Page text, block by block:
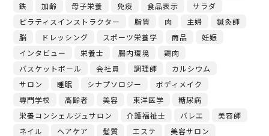
鉄
加齢 母子栄養 免疫 食品表示
サラダ
ピラティスインストラクター
脂質 肉 主婦
鍼灸師
脳
ドレッシング スポーツ栄養学 商品
妊娠
インタビュー
栄養士 腸内環境
鶏肉
バスケットボール
会社員 調理師
カルシウム
サロン
睡眠 シナプソロジー
ボディメイク
専門学校
高齢者 美容 東洋医学
糖尿病
栄養コンシェルジュサロン
介護福祉士 バレエ
美容師
ネイル
ヘアケア 髪質 エステ
美容サロン